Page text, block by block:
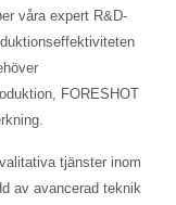
våra expert R&D-
FORESHOT
tjänster inom
av avancerad teknik